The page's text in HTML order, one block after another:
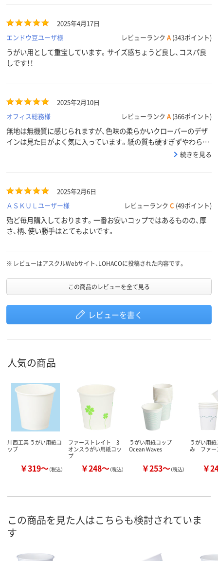
2025年4月17日
エンドウ豆ユーザ様
レビューランク A (343ポイント)
うがい用として重宝しています。サイズ感ちょうど良し、コスパ良
しです！！
2025年2月10日
オフィス総務様
レビューランク A (366ポイント)
無地は無機質に感じられますが、色味の柔らかいクローバーのデザ
インは見た目がよく気に入っています。紙の質も硬すぎずやわらか
すぎず普段使いにちょうど良いです。一回の使いきりなので安くて
続きを見る
2025年2月6日
ＡＳＫＵＬユーザー様
レビューランク C (49ポイント)
殆ど毎月購入しております。一番お安いコップではあるものの、厚
さ、柄、使い勝手はとてもよいです。
※ レビューはアスクルWebサイト、LOHACOに投稿された内容です。
この商品のレビューを全て見る
レビューを書く
人気の商品
川西工業 うがい用紙コ
ップ
￥319～（税込）
ファーストレイト 3
オンスうがい用紙コッ
プ
￥248～（税込）
うがい用紙コップ
Ocean Waves
￥253～（税込）
うがい用
み ファー
￥
この商品を見た人はこちらも検討されていま
す